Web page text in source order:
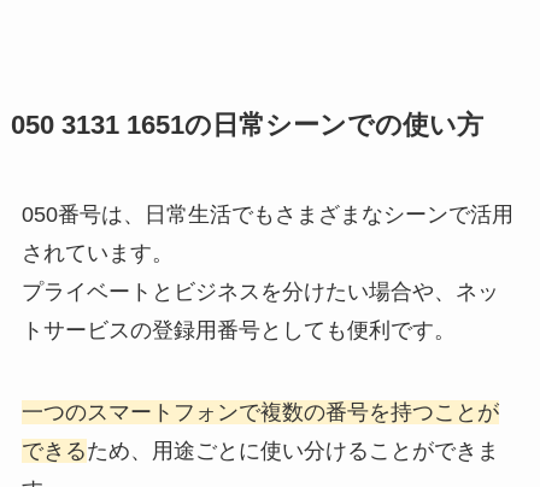
050 3131 1651の日常シーンでの使い方
050番号は、日常生活でもさまざまなシーンで活用
されています。
プライベートとビジネスを分けたい場合や、ネッ
トサービスの登録用番号としても便利です。
一つのスマートフォンで複数の番号を持つことが
できるため、用途ごとに使い分けることができま